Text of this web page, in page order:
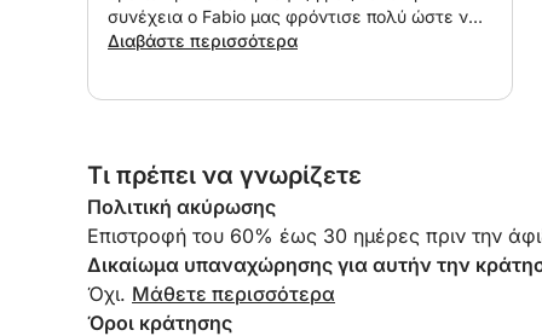
- Γεμάτη αδρεναλίνη περιήγηση υψηλής
- Δραστηριότητες όπως SUP, κολύμβηση με
Επιπλέον:
- Δεν περιλαμβάνεται λιμενικός φόρος – 10 €
- Περιλαμβάνονται καπετάνιος και καύσιμα
Κλείστε τώρα το Sunset Adrenaline Rush για μια
συνέχεια ο Fabio μας φρόντισε πολύ ώστε να
έχουμε μια υπέροχη μέρα στο πλοίο. Το
Διαβάστε περισσότερα
Τι πρέπει να γνωρίζετε
Πολιτική ακύρωσης
Επιστροφή του 60% έως 30 ημέρες πριν την
Δικαίωμα υπαναχώρησης για αυτήν την
Όχι. Μάθετε περισσότερα
Όροι κράτησης